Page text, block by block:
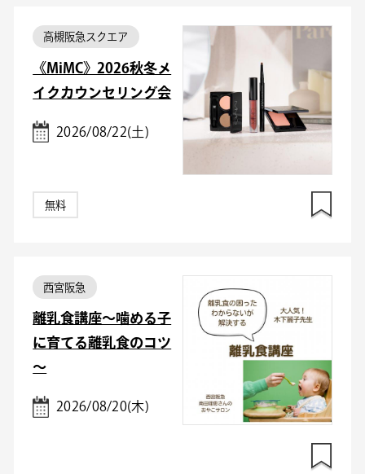
高槻阪急スクエア
《MiMC》2026秋冬メ
イクカウンセリング会
2026/08/22(土)
無料
西宮阪急
離乳食講座～噛める子
に育てる離乳食のコツ
～
2026/08/20(木)